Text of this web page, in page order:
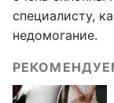
специалисту,
недомогание.